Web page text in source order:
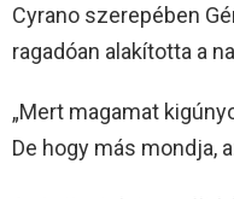
Cyrano szerepében
ragadóan alakította a
„Mert magamat
De hogy más mondja,